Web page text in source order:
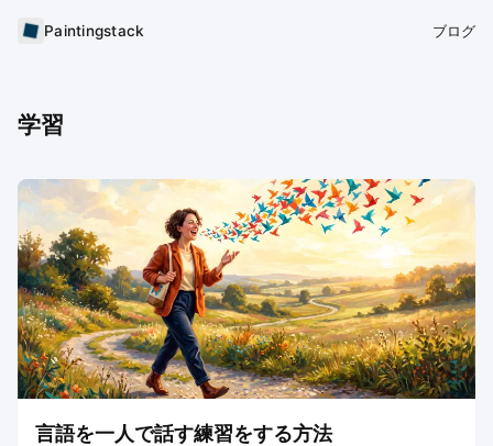
Paintingstack ブログ
学習
言語を一人で話す練習をする方法